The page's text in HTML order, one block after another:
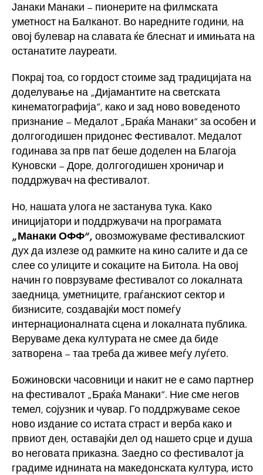
Јанаки Манаки – пионерите на филмската
уметност на Балканот. Во наредните години, на
овој булевар на славата ќе блеснат и имињата на
останатите лауреати.
Покрај тоа, со гордост стоиме зад традицијата на
доделување на „Дијамантите на светската
кинематографија“, како и зад ново воведеното
признание – Медалот „Браќа Манаки“ за особен и
долгогодишен придонес Фестивалот. Медалот
годинава за прв пат беше доделен на Благоја
Куновски – Доре, долгогодишен хроничар и
поддржувач на фестивалот.
Но, нашата улога не застанува тука. Како
иницијатори и поддржувачи на програмата
„Манаки ОФФ“, овозможуваме фестивалскиот
дух да излезе од рамките на кино салите и да се
слее со улиците и сокаците на Битола. На овој
начин го поврзуваме фестивалот со локалната
заедница, уметниците, граѓанскиот сектор и
бизнисите, создавајќи мост помеѓу
интернационалната сцена и локалната публика.
Веруваме дека културата не смее да биде
затворена – таа треба да живее меѓу луѓето.
Божиновски часовници и накит не е само партнер
на фестивалот „Браќа Манаки“. Ние сме негов
темел, сојузник и чувар. Го поддржуваме секое
ново издание со истата страст и верба како и
првиот ден, оставајќи дел од нашето срце и душа
во неговата приказна. Заедно со фестивалот ја
градиме иднината на македонската култура, исто